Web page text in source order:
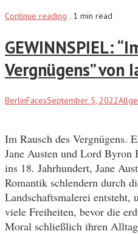
Continue reading . 1 min read
GEWINNSPIEL:
Vergnügens” von
BerlinFacesSeptember 5, 2022
Im Rausch des Vergnügens.
Jane Austen und Lord Byron
ins 18. Jahrhundert, Jane
Romantik schlendern durch
Landschaftsmalerei entsteht,
viele Freiheiten, bevor die
Moral schließlich ihren